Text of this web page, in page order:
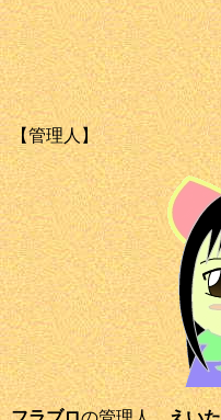
【管理人】